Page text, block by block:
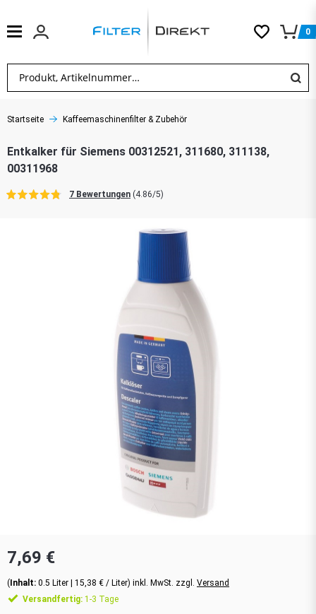
0
Startseite Kaffeemaschinenfilter & Zubehör
Entkalker für Siemens 00312521, 311680, 311138,
00311968
7 Bewertungen (4.86/5)
7,69 €
(Inhalt: 0.5 Liter | 15,38 € / Liter) inkl. MwSt. zzgl. Versand
Versandfertig: 1-3 Tage